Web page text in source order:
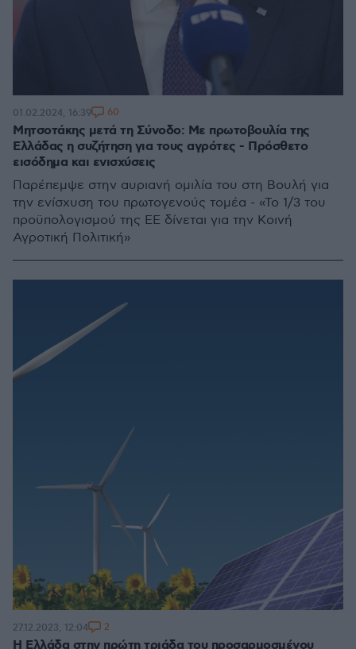
Μητσοτάκης μετά τη Σύνοδο: Με πρωτοβουλία της
Ελλάδας η συζήτηση για τους αγρότες - Πρόσθετο
εισόδημα και ενισχύσεις
Παρέπεμψε στην αυριανή ομιλία του στη Βουλή για
την ενίσχυση του πρωτογενούς τομέα - «Το 1/3 του
προϋπολογισμού της ΕΕ δίνεται για την Κοινή
Αγροτική Πολιτική»
01.02.2024, 16:39 60
Η Ελλάδα στην πρώτη τριάδα του προσαρμοσμένου
27.12.2023, 12:04 2